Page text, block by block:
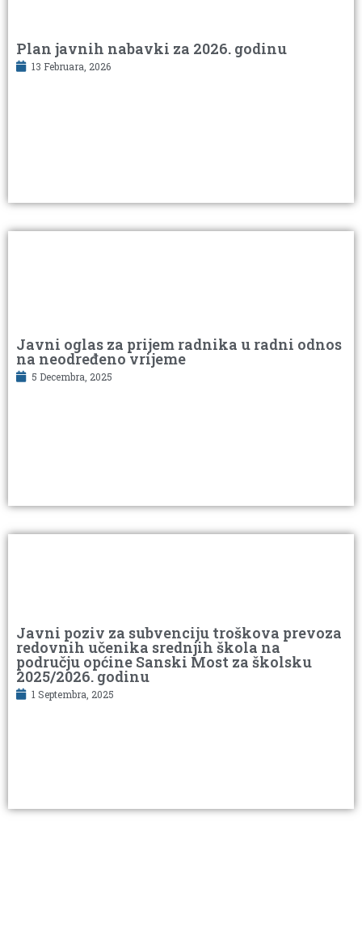
Plan javnih nabavki za 2026. godinu
13 Februara, 2026
Javni oglas za prijem radnika u radni odnos
na neodređeno vrijeme
5 Decembra, 2025
Javni poziv za subvenciju troškova prevoza
redovnih učenika srednjih škola na
području općine Sanski Most za školsku
2025/2026. godinu
1 Septembra, 2025